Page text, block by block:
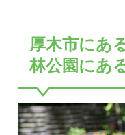
厚木市にあ
林公園にあ